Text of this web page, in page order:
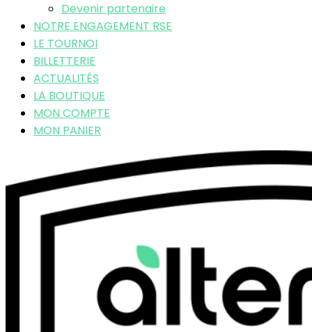
Devenir partenaire
NOTRE ENGAGEMENT RSE
LE TOURNOI
BILLETTERIE
ACTUALITÉS
LA BOUTIQUE
MON COMPTE
MON PANIER